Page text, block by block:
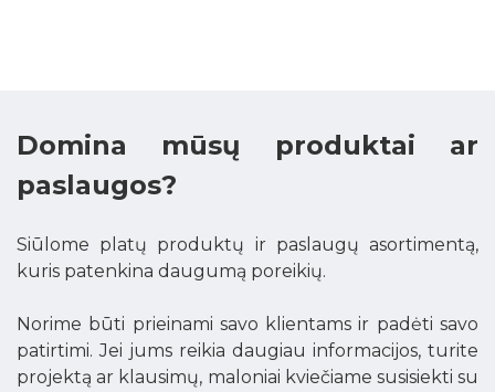
Domina mūsų produktai ar
paslaugos?
Siūlome platų produktų ir paslaugų asortimentą,
kuris patenkina daugumą poreikių.
Norime būti prieinami savo klientams ir padėti savo
patirtimi. Jei jums reikia daugiau informacijos, turite
projektą ar klausimų, maloniai kviečiame susisiekti su